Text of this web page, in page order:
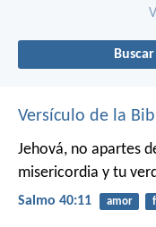
Versículo de la
Jehová, no apartes
misericordia y tu
Salmo 40:11 amor